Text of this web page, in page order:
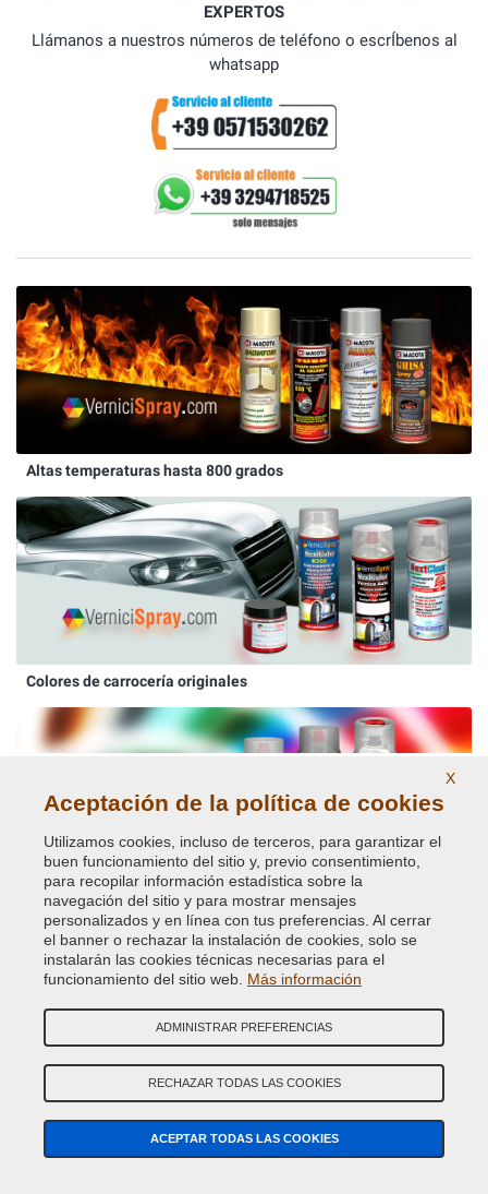
EXPERTOS
Llámanos a nuestros números de teléfono o escrÍbenos al
whatsapp
Altas temperaturas hasta 800 grados
Colores de carrocería originales
Pinturas Ral brillantes y opacas.
Pinturas y pigmentos fosforescentes
X
Aceptación de la política de cookies
Utilizamos cookies, incluso de terceros, para garantizar el
buen funcionamiento del sitio y, previo consentimiento,
para recopilar información estadística sobre la
navegación del sitio y para mostrar mensajes
personalizados y en línea con tus preferencias. Al cerrar
el banner o rechazar la instalación de cookies, solo se
instalarán las cookies técnicas necesarias para el
funcionamiento del sitio web. Más información
ADMINISTRAR PREFERENCIAS
RECHAZAR TODAS LAS COOKIES
ACEPTAR TODAS LAS COOKIES